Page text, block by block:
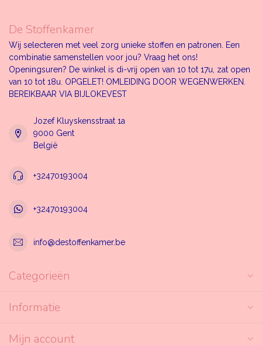
De Stoffenkamer
Wij selecteren met veel zorg unieke stoffen en patronen. Een
combinatie samenstellen voor jou? Vraag het ons!
Openingsuren? De winkel is di-vrij open van 10 tot 17u, zat open
van 10 tot 18u. OPGELET! OMLEIDING DOOR WEGENWERKEN.
BEREIKBAAR VIA BIJLOKEVEST
Jozef Kluyskensstraat 1a
9000 Gent
België
+32470193004
+32470193004
info@destoffenkamer.be
Categorieën
Informatie
Mijn account